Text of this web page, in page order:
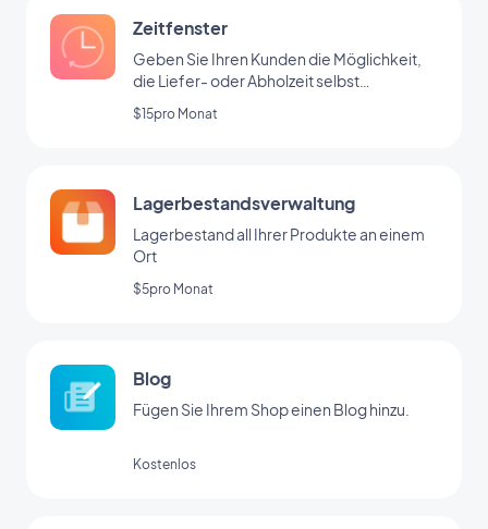
Zeitfenster
Geben Sie Ihren Kunden die Möglichkeit,
die Liefer- oder Abholzeit selbst
auszuwählen
$15pro Monat
Lagerbestandsverwaltung
Lagerbestand all Ihrer Produkte an einem
Ort
$5pro Monat
Blog
Fügen Sie Ihrem Shop einen Blog hinzu.
Kostenlos